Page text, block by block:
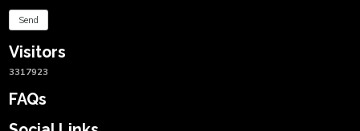
Visitors
3317923
FAQs